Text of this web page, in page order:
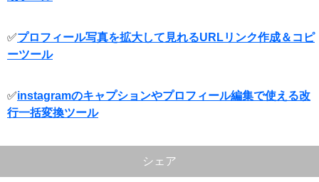
✅プロフィール写真を拡大して見れるURLリンク作成＆コピ
ーツール
✅instagramのキャプションやプロフィール編集で使える改
行一括変換ツール
シェア